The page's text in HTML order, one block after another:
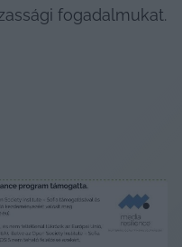
fogadalmukat.